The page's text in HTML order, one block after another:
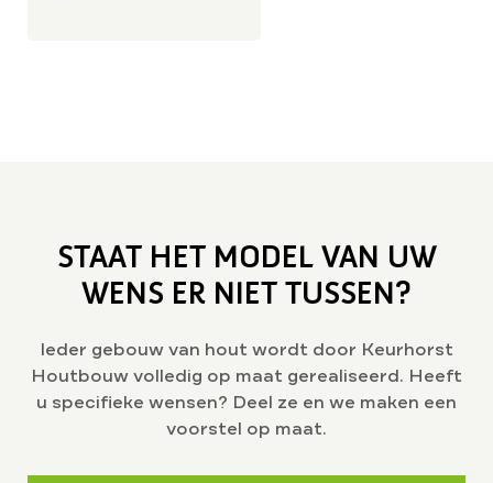
STAAT HET MODEL VAN UW
WENS ER NIET TUSSEN?
Ieder gebouw van hout wordt door Keurhorst
Houtbouw volledig op maat gerealiseerd. Heeft
u specifieke wensen? Deel ze en we maken een
voorstel op maat.